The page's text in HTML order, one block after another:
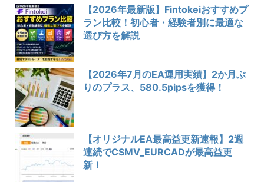
【2026年最新版】Fintokeiおすすめプ
ラン比較！初心者・経験者別に最適な
選び方を解説
【2026年7月のEA運用実績】2か月ぶ
りのプラス、580.5pipsを獲得！
【オリジナルEA最高益更新速報】2週
連続でCSMV_EURCADが最高益更
新！